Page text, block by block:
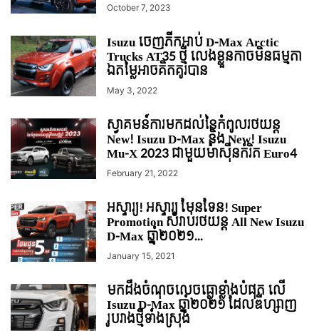
October 7, 2023
Isuzu ចេញភីកអាប់ D-Max Arctic
Trucks AT35 ថ្មី លេងខ្លួនកាចមិនធម្មតា
ឯតម្លៃអាចគិតគូរបាន
May 3, 2022
ស្វាគមន៍ការមកដល់នៃកំពូលរថយន្ដ
New! Isuzu D-Max និង New! Isuzu
Mu-X 2023 ជាមួយម៉ាស៊ីនកំរិត Euro4
February 21, 2022
អស្ទារ្យ! អស្ទារ្យ មែនទែន! Super
Promotion សំរាប់រថយន្ត All New Isuzu
D-Max ឆ្នាំ២០២១...
January 15, 2021
មកដឹងចំណុចលេចធ្លោខ្លាំងបំផុត លើ
Isuzu D-Max ឆ្នាំ២០២១ ដែលឌីហ្សាញ
រូបរាងថ្មីទាំងស្រុង